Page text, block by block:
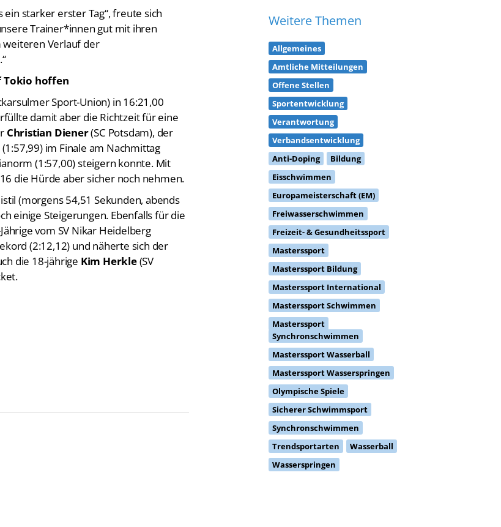
starker erster Tag“, freute sich
Trainer*innen gut mit ihren
weiteren Verlauf der
Tokio hoffen
Sport-Union) in 16:21,00
damit aber die Richtzeit für eine
Christian Diener(SC Potsdam), der
im Finale am Nachmittag
(1:57,00) steigern konnte. Mit
die Hürde aber sicher noch nehmen.
(morgens 54,51 Sekunden, abends
einige Steigerungen. Ebenfalls für die
vom SV Nikar Heidelberg
(2:12,12) und näherte sich der
die 18-jährige Kim Herkle(SV
Weitere Themen
Allgemeines
Amtliche Mitteilungen
Offene Stellen
Sportentwicklung
Verantwortung
Verbandsentwicklung
Anti-Doping
Bildung
Eisschwimmen
Europameisterschaft (EM)
Freiwasserschwimmen
Freizeit- & Gesundheitssport
Masterssport
Masterssport Bildung
Masterssport International
Masterssport Schwimmen
Masterssport
Synchronschwimmen
Masterssport Wasserball
Masterssport Wasserspringen
Olympische Spiele
Sicherer Schwimmsport
Synchronschwimmen
Trendsportarten
Wasserball
Wasserspringen